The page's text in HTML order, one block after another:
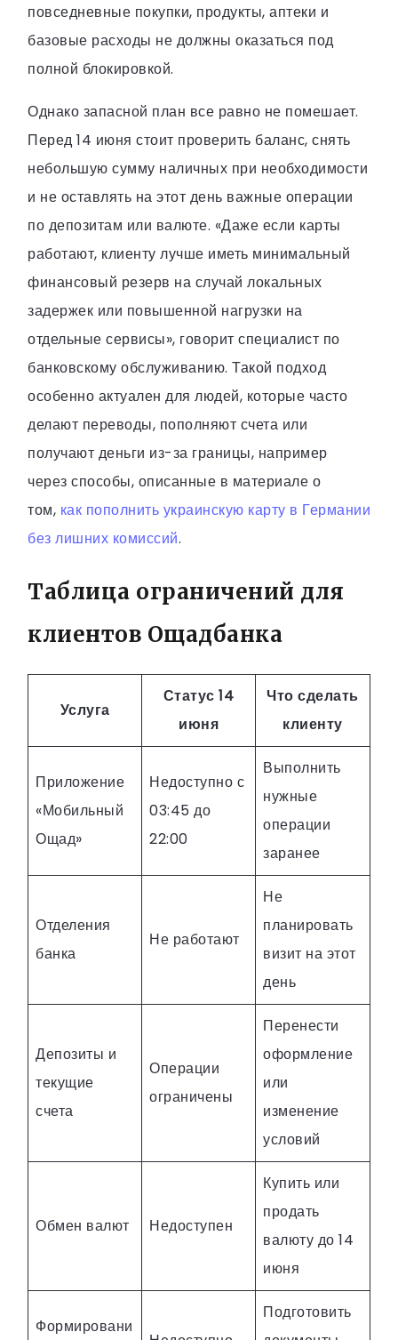
повседневные покупки, продукты, аптеки и
базовые расходы не должны оказаться под
полной блокировкой.
Однако запасной план все равно не помешает.
Перед 14 июня стоит проверить баланс, снять
небольшую сумму наличных при необходимости
и не оставлять на этот день важные операции
по депозитам или валюте. «Даже если карты
работают, клиенту лучше иметь минимальный
финансовый резерв на случай локальных
задержек или повышенной нагрузки на
отдельные сервисы», говорит специалист по
банковскому обслуживанию. Такой подход
особенно актуален для людей, которые часто
делают переводы, пополняют счета или
получают деньги из-за границы, например
через способы, описанные в материале о
том, как пополнить украинскую карту в Германии
без лишних комиссий.
Таблица ограничений для
клиентов Ощадбанка
Услуга
Статус 14
июня
Что сделать
клиенту
Приложение
«Мобильный
Ощад»
Недоступно с
03:45 до
22:00
Выполнить
нужные
операции
заранее
Отделения
банка
Не работают
Не
планировать
визит на этот
день
Депозиты и
текущие
счета
Операции
ограничены
Перенести
оформление
или
изменение
условий
Обмен валют Недоступен
Купить или
продать
валюту до 14
июня
Формировани
Подготовить